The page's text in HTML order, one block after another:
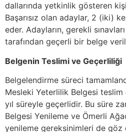
dallarında yetkinlik gösteren
Başarısız olan adaylar, 2 (iki)
eder. Adayların, gerekli
tarafından geçerli bir belge
Belgenin Teslimi ve Geçerliliği
Belgelendirme süreci
Mesleki Yeterlilik Belgesi
yıl süreyle geçerlidir. Bu süre
Belgesi Yenileme ve Ömerli
yenileme gereksinimleri de göz